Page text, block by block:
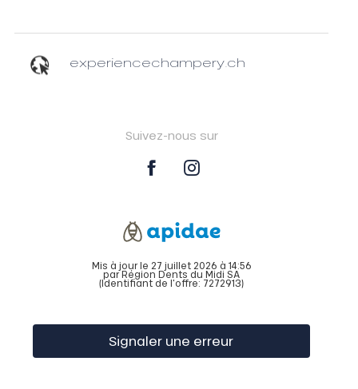
experiencechampery.ch
Suivez-nous sur
Mis à jour le 27 juillet 2026 à 14:56
par Région Dents du Midi SA
(Identifiant de l'offre: 7272913)
Signaler une erreur